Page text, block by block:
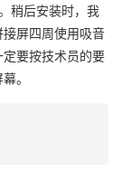
稍后安装时，我
屏四周使用吸音
要按技术员的要
。